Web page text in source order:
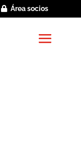
Área socios